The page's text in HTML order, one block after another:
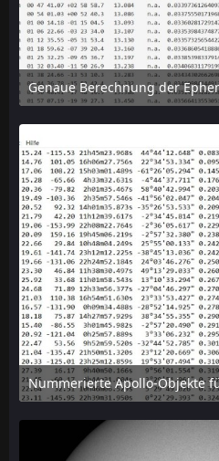
6. August 2026 um 15:38
6. August 2026 um 15:14